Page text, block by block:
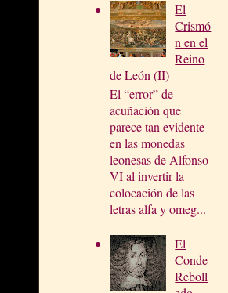
El
Crismó
n en el
Reino
de León (II)
El “error” de
acuñación que
parece tan evidente
en las monedas
leonesas de Alfonso
VI al invertir la
colocación de las
letras alfa y omeg...
El
Conde
Reboll